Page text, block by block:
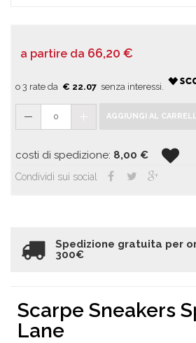
a partire da 66,20 €
€ 22.07
0 AGGIUNGI AL
costi di spedizione: 8,00 €
Condividi sui social
Spedizione gratuita per
300€
Scarpe Sneakers
Lane